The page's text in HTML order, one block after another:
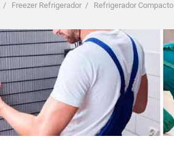
/ Freezer Refrigerador / Refrigerador Compacto